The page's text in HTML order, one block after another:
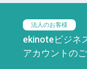
法人のお客様
ekinoteビジネ
アカウントの